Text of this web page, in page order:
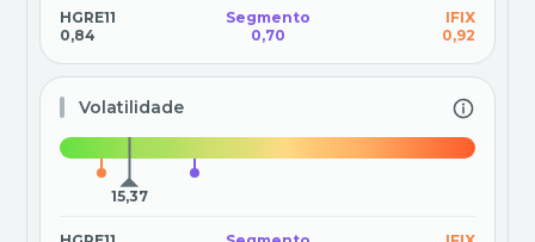
HGRE11
0,84
Segmento
0,70
IFIX
0,92
Volatilidade
15,37